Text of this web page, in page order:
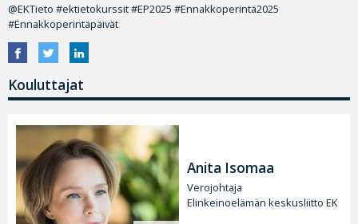
@EKTieto #ektietokurssit #EP2025 #Ennakkoperintä2025
#Ennakkoperintäpäivät
Kouluttajat
Anita Isomaa
Verojohtaja
Elinkeinoelämän keskusliitto EK